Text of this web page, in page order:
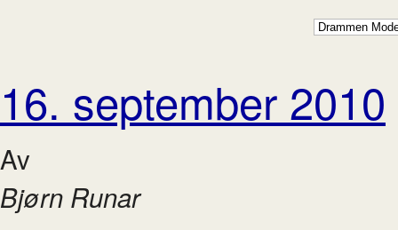
16. september 2010
Av
Bjørn Runar